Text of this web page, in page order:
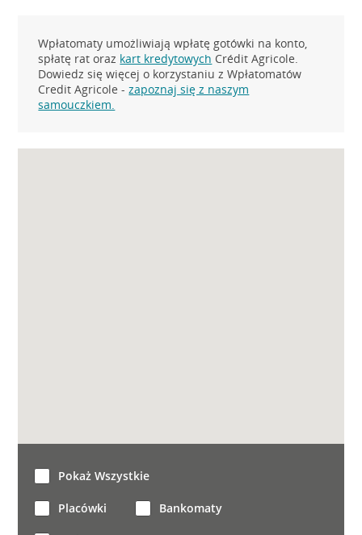
Wpłatomaty umożliwiają wpłatę gotówki na konto,
spłatę rat oraz kart kredytowych Crédit Agricole.
Dowiedz się więcej o korzystaniu z Wpłatomatów
Credit Agricole -zapoznaj się z naszym
samouczkiem.
Pokaż Wszystkie
Placówki Bankomaty